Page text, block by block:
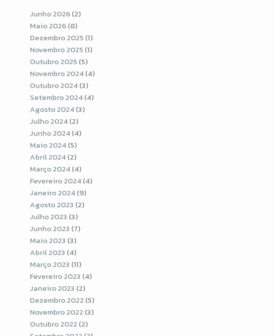
Junho 2026(2)
Maio 2026(8)
Dezembro 2025 (1)
Novembro 2025 (1)
Outubro 2025 (5)
Novembro 2024(4)
Outubro 2024(3)
Setembro 2024(4)
Agosto 2024(3)
Julho 2024(2)
Junho 2024(4)
Maio 2024(5)
Abril 2024(2)
Março 2024(4)
Fevereiro 2024(4)
Janeiro 2024(9)
Agosto 2023 (2)
Julho 2023 (3)
Junho 2023 (7)
Maio 2023 (3)
Abril 2023 (4)
Março 2023 (11)
Fevereiro 2023 (4)
Janeiro 2023 (2)
Dezembro 2022 (5)
Novembro 2022 (3)
Outubro 2022 (2)